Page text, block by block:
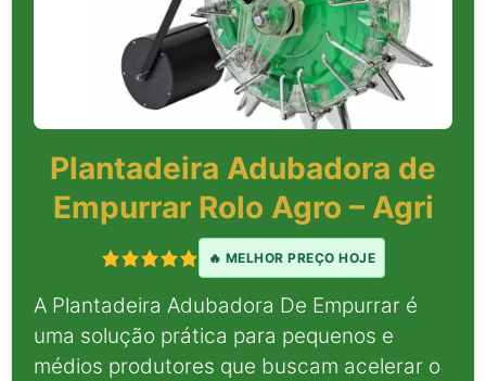
Plantadeira Adubadora de
Empurrar Rolo Agro – Agri
🔥 MELHOR PREÇO HOJE
A Plantadeira Adubadora De Empurrar é
uma solução prática para pequenos e
médios produtores que buscam acelerar o